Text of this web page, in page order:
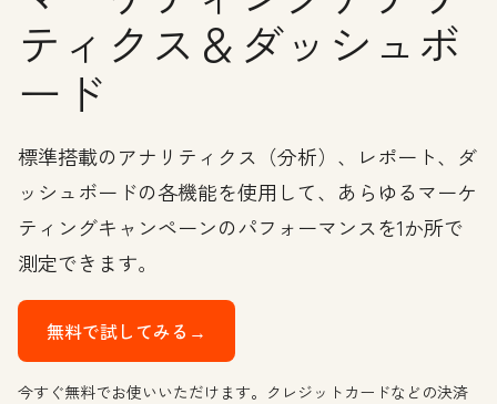
ティクス＆ダッシュボ
ード
標準搭載のアナリティクス（分析）、レポート、ダ
ッシュボードの各機能を使用して、あらゆるマーケ
ティングキャンペーンのパフォーマンスを1か所で
測定できます。
無料で試してみる→
今すぐ無料でお使いいただけます。クレジットカードなどの決済